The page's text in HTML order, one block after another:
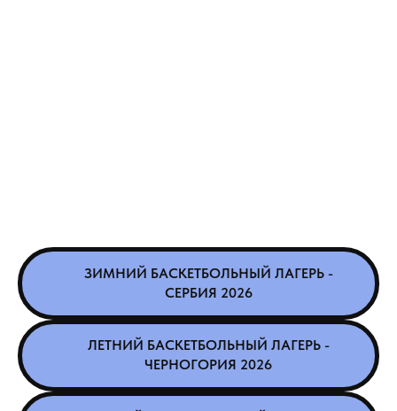
ЗИМНИЙ БАСКЕТБОЛЬНЫЙ ЛАГЕРЬ -
СЕРБИЯ 2026
ЛЕТНИЙ БАСКЕТБОЛЬНЫЙ ЛАГЕРЬ -
ЧЕРНОГОРИЯ 2026